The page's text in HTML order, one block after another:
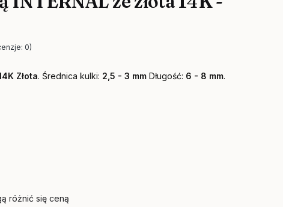
0)
Złota. Średnica kulki: 2,5 - 3 mm Długość: 6 - 8 mm.
różnić się ceną